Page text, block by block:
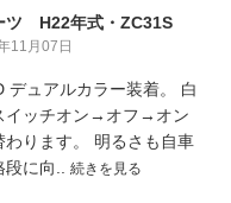
ツ H22年式・ZC31S
11月07日
デュアルカラー装着。 白
イッチオン→オフ→オン
わります。 明るさも自車
に向.. 続きを見る